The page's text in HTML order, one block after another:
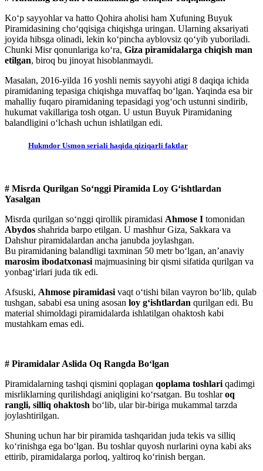
Ko‘p sayyohlar va hatto Qohira aholisi ham Xufuning Buyuk
Piramidasining cho‘qqisiga chiqishga uringan. Ularning aksariyati
joyida hibsga olinadi, lekin ko‘pincha ayblovsiz qo‘yib yuboriladi.
Chunki Misr qonunlariga ko‘ra, Giza piramidalarga chiqish man
etilgan, biroq bu jinoyat hisoblanmaydi.
Masalan, 2016-yilda 16 yoshli nemis sayyohi atigi 8 daqiqa ichida
piramidaning tepasiga chiqishga muvaffaq bo‘lgan. Yaqinda esa bir
mahalliy fuqaro piramidaning tepasidagi yog‘och ustunni sindirib,
hukumat vakillariga tosh otgan. U ustun Buyuk Piramidaning
balandligini o‘lchash uchun ishlatilgan edi.
Hukmdor Usmon seriali haqida qiziqarli faktlar
# Misrda Qurilgan So‘nggi Piramida Loy G‘ishtlardan
Yasalgan
Misrda qurilgan so‘nggi qirollik piramidasi Ahmose I tomonidan
Abydos shahrida barpo etilgan. U mashhur Giza, Sakkara va
Dahshur piramidalardan ancha janubda joylashgan.
Bu piramidaning balandligi taxminan 50 metr bo‘lgan, an’anaviy
marosim ibodatxonasi majmuasining bir qismi sifatida qurilgan va
yonbag‘irlari juda tik edi.
Afsuski, Ahmose piramidasi vaqt o‘tishi bilan vayron bo‘lib, qulab
tushgan, sababi esa uning asosan loy g‘ishtlardan qurilgan edi. Bu
material shimoldagi piramidalarda ishlatilgan ohaktosh kabi
mustahkam emas edi.
# Piramidalar Aslida Oq Rangda Bo‘lgan
Piramidalarning tashqi qismini qoplagan qoplama toshlari qadimgi
misrliklarning qurilishdagi aniqligini ko‘rsatgan. Bu toshlaroq
rangli, silliq ohaktosh bo‘lib, ular bir-biriga mukammal tarzda
joylashtirilgan.
Shuning uchun har bir piramida tashqaridan juda tekis va silliq
ko‘rinishga ega bo‘lgan. Bu toshlar quyosh nurlarini oyna kabi aks
ettirib, piramidalarga porloq, yaltiroq ko‘rinish bergan.